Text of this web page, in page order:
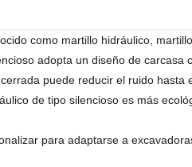
como martillo hidráulico,
adopta un diseño de
puede reducir el ruido hasta
de tipo silencioso es más
para adaptarse a